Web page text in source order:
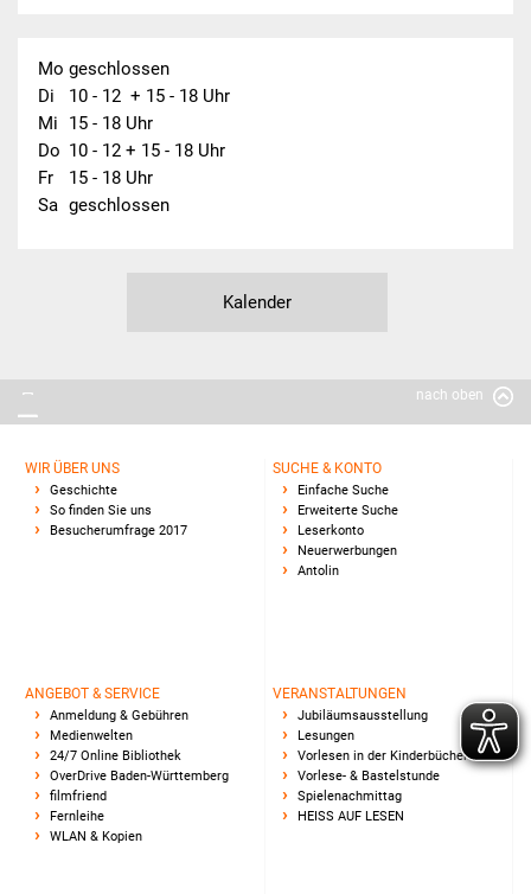
Mo geschlossen
Di
10 - 12  + 15 - 18 Uhr
Mi
15 - 18 Uhr
Do 10 - 12 + 15 - 18 Uhr
Fr
15 - 18 Uhr
Sa geschlossen
Kalender
nach oben
WIR ÜBER UNS
Geschichte
So finden Sie uns
Besucherumfrage 2017
SUCHE & KONTO
Einfache Suche
Erweiterte Suche
Leserkonto
Neuerwerbungen
Antolin
ANGEBOT & SERVICE
Anmeldung & Gebühren
Medienwelten
24/7 Online Bibliothek
OverDrive Baden-Württemberg
filmfriend
Fernleihe
WLAN & Kopien
VERANSTALTUNGEN
Jubiläumsausstellung
Lesungen
Vorlesen in der Kinderbücherei
Vorlese- & Bastelstunde
Spielenachmittag
HEISS AUF LESEN